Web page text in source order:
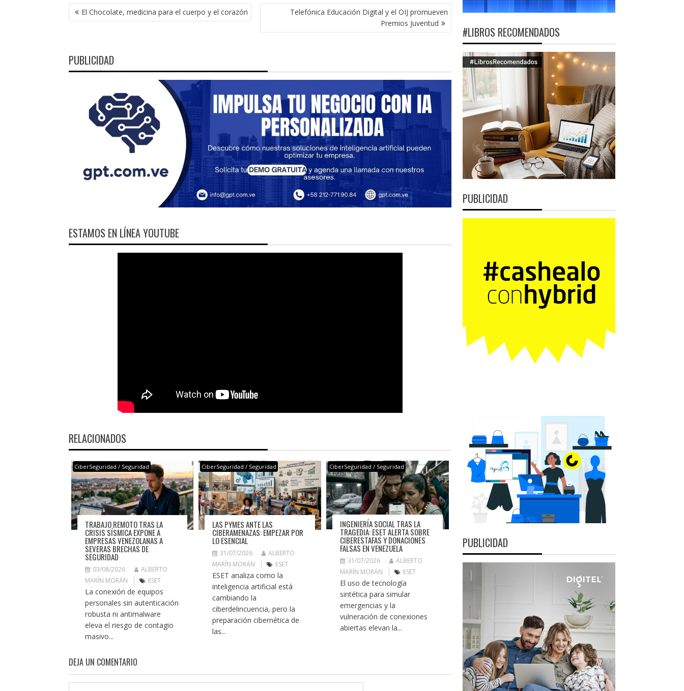
NAVEGACIÓN
DE El Chocolate, medicina para el cuerpo y el corazón
Telefónica Educación Digital y el OIJ promueven
Premios Juventud
PUBLICIDAD
ESTAMOS EN LÍNEA YOUTUBE
RELACIONADOS
CiberSeguridad / Seguridad
TRABAJO REMOTO TRAS LA
CRISIS SÍSMICA EXPONE A
EMPRESAS VENEZOLANAS A
SEVERAS BRECHAS DE
SEGURIDAD
03/08/2026
ALBERTO
MARÍN MORÁN
ESET
La conexión de equipos
personales sin autenticación
robusta ni antimalware
eleva el riesgo de contagio
masivo...
CiberSeguridad / Seguridad
LAS PYMES ANTE LAS
CIBERAMENAZAS: EMPEZAR POR
LO ESENCIAL
31/07/2026
ALBERTO
MARÍN MORÁN
ESET
ESET analiza como la
inteligencia artificial está
cambiando la
ciberdelincuencia, pero la
preparación cibernética de
las...
CiberSeguridad / Seguridad
INGENIERÍA SOCIAL TRAS LA
TRAGEDIA: ESET ALERTA SOBRE
CIBERESTAFAS Y DONACIONES
FALSAS EN VENEZUELA
31/07/2026
ALBERTO
MARÍN MORÁN
ESET
El uso de tecnología
sintética para simular
emergencias y la
vulneración de conexiones
abiertas elevan la...
DEJA UN COMENTARIO
#LIBROS RECOMENDADOS
PUBLICIDAD
PUBLICIDAD